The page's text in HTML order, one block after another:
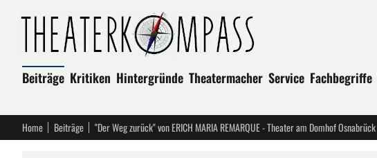
Beiträge Kritiken Hintergründe Theatermacher Service Fachbegriffe
Home Beiträge "Der Weg zurück" von ERICH MARIA REMARQUE - Theater am Domhof Osnabrück